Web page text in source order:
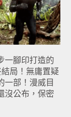
一腳印打造的
局！無庸置疑
一部！漫威目
沒公布，保密